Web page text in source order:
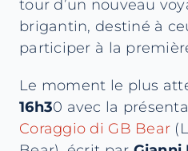
tour d’un nouveau
brigantin, destiné à
participer à la
Le moment le plus
16h30 avec la
Coraggio di GB Bear